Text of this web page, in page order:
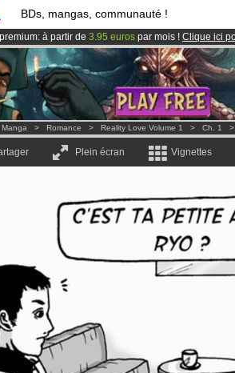
BDs, mangas, communauté !
à partir de 3.95 euros par mois ! Clique ici
Amilova est désormais lancé!.
membreset 1208BDs & Mangas!
Manga > Romance > Reality Love Volume 1 > Ch. 1
Plein écran Vignettes